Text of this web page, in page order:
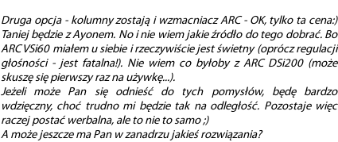
Druga opcja - kolumny zostają i wzmacniacz ARC - OK, tylko ta cena:)
Taniej będzie z Ayonem. No i nie wiem jakie źródło do tego dobrać. Bo
ARC VSi60 miałem u siebie i rzeczywiście jest świetny (oprócz regulacji
głośności - jest fatalna!). Nie wiem co byłoby z ARC DSi200 (może
skuszę się pierwszy raz na używkę...).
Jeżeli może Pan się odnieść do tych pomysłów, będę bardzo
wdzięczny, choć trudno mi będzie tak na odległość. Pozostaje więc
raczej postać werbalna, ale to nie to samo ;)
A może jeszcze ma Pan w zanadrzu jakieś rozwiązania?